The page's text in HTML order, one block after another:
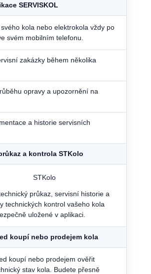
SERVISKOL
kola nebo elektrokola vždy po
svém mobilním telefonu.
zakázky během několika
opravy a upozornění na
a historie servisních
a kontrola STKolo
průkaz, servisní historie a
technických kontrol vašeho kola
uložené v aplikaci.
koupí nebo prodejem kola
koupí nebo prodejem ověřit
stav kola. Budete přesně